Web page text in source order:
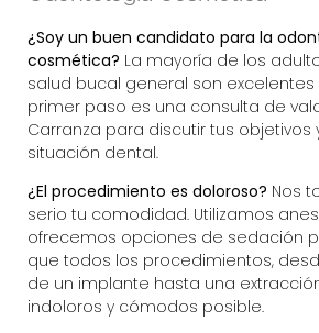
¿Soy un buen candidato para la
cosmética? La mayoría de los
salud bucal general son excelentes
primer paso es una consulta de
Carranza para discutir tus objetivos
situación dental.
¿El procedimiento es doloroso? Nos
serio tu comodidad. Utilizamos
ofrecemos opciones de sedación
que todos los procedimientos,
de un implante hasta una
indoloros y cómodos posible.